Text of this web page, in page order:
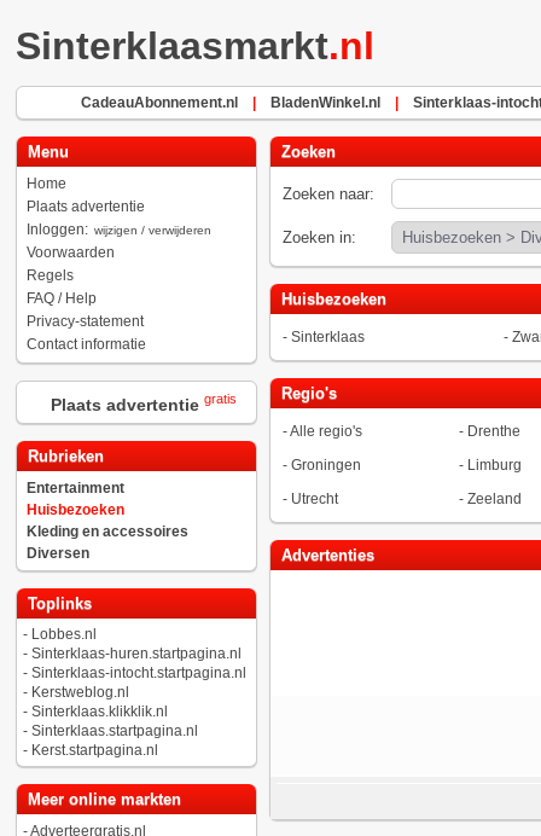
Sinterklaasmarkt.nl
CadeauAbonnement.nl BladenWinkel.nl Sinterklaas-
Menu
Home
Plaats advertentie
Inloggen: wijzigen / verwijderen
Voorwaarden
Regels
FAQ / Help
Privacy-statement
Contact informatie
Plaats advertentie gratis
Rubrieken
Entertainment
Huisbezoeken
Kleding en accessoires
Diversen
Toplinks
- Lobbes.nl
- Sinterklaas-huren.startpagina.nl
- Sinterklaas-intocht.startpagina.nl
- Kerstweblog.nl
- Sinterklaas.klikklik.nl
- Sinterklaas.startpagina.nl
- Kerst.startpagina.nl
Meer online markten
-Adverteergratis.nl
Zoeken
Zoeken naar:
Zoeken in:
Huisbezoeken
- Sinterklaas -
Regio's
-Alle regio's - Drenthe
- Groningen - Limburg
- Utrecht - Zeeland
Advertenties